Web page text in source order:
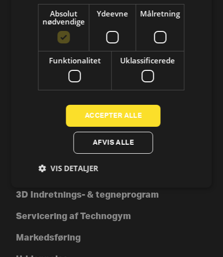
Crosstrainer og elliptical
Romaskine
Technogym-app
Technogym Preowned
Kontakt os
3D Indretnings- & tegneprogram
Servicering af Technogym
Markedsføring
Absolut
nødvendige
Ydeevne Målretning
Funktionalitet Uklassificerede
ACCEPTER ALLE
AFVIS ALLE
VIS DETALJER